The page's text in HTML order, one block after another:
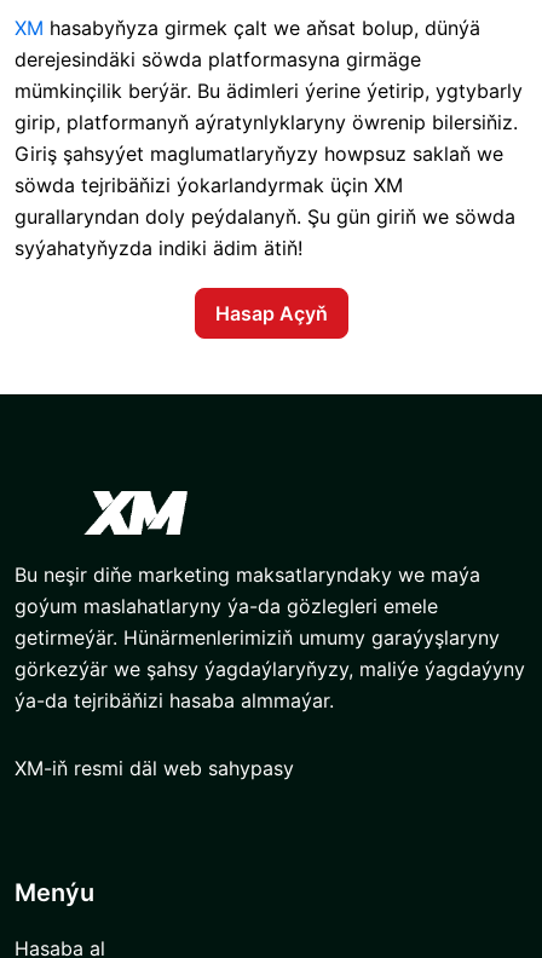
XM hasabyňyza girmek çalt we aňsat bolup, dünýä
derejesindäki söwda platformasyna girmäge
mümkinçilik berýär. Bu ädimleri ýerine ýetirip, ygtybarly
girip, platformanyň aýratynlyklaryny öwrenip bilersiňiz.
Giriş şahsyýet maglumatlaryňyzy howpsuz saklaň we
söwda tejribäňizi ýokarlandyrmak üçin XM
gurallaryndan doly peýdalanyň. Şu gün giriň we söwda
syýahatyňyzda indiki ädim ätiň!
Hasap Açyň
Bu neşir diňe marketing maksatlaryndaky we maýa
goýum maslahatlaryny ýa-da gözlegleri emele
getirmeýär. Hünärmenlerimiziň umumy garaýyşlaryny
görkezýär we şahsy ýagdaýlaryňyzy, maliýe ýagdaýyny
ýa-da tejribäňizi hasaba almmaýar.
XM-iň resmi däl web sahypasy
Menýu
Hasaba al